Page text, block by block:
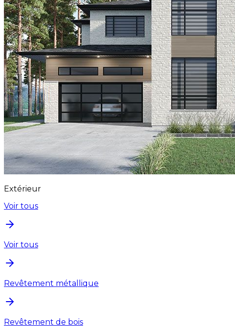
Extérieur
Voir tous
Voir tous
Revêtement métallique
Revêtement de bois